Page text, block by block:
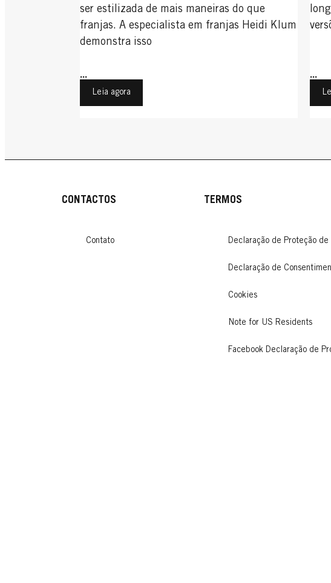
ser estilizada de mais maneiras do que
franjas. A especialista em franjas Heidi Klum
demonstra isso
...
Leia agora
...
CONTACTOS
Contato
TERMOS
Declaração de Proteção de
Declaração de
Cookies
Note for US Residents
Facebook Declaração de